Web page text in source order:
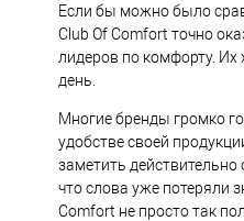
Если бы можно было
Club Of Comfort точно
лидеров по комфорту. Их
день.
Многие бренды громко
удобстве своей
заметить
что слова уже потеряли
Comfort не просто так